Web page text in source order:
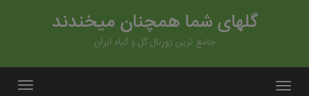
گلهای شما همچنان میخندند
جامع ترین ژورنال گل و گیاه ایران